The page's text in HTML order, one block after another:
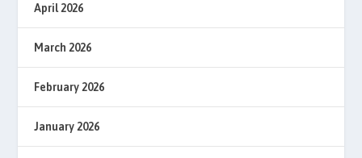
April 2026
March 2026
February 2026
January 2026